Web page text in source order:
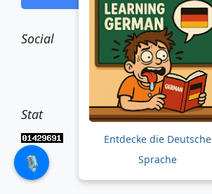
Social
Stat
🎙️
Entdecke die Deutsche
Sprache